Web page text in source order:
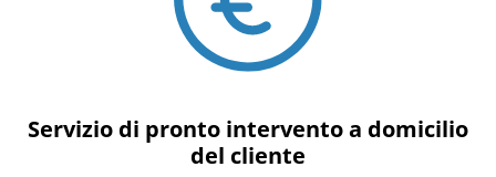
Servizio di pronto intervento a domicilio
del cliente